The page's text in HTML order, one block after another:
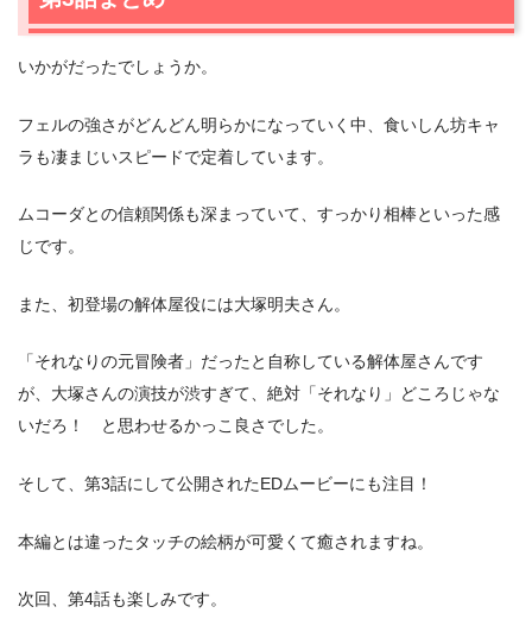
いかがだったでしょうか。
フェルの強さがどんどん明らかになっていく中、食いしん坊キャ
ラも凄まじいスピードで定着しています。
ムコーダとの信頼関係も深まっていて、すっかり相棒といった感
じです。
また、初登場の解体屋役には大塚明夫さん。
「それなりの元冒険者」だったと自称している解体屋さんです
が、大塚さんの演技が渋すぎて、絶対「それなり」どころじゃな
いだろ！ と思わせるかっこ良さでした。
そして、第3話にして公開されたEDムービーにも注目！
本編とは違ったタッチの絵柄が可愛くて癒されますね。
次回、第4話も楽しみです。